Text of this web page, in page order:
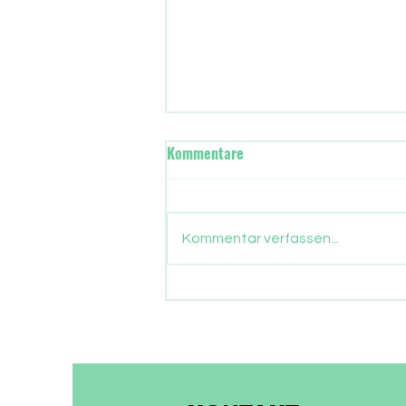
Wann übernimmt in Frankfurt
Kommentare
Kommentar verfassen...